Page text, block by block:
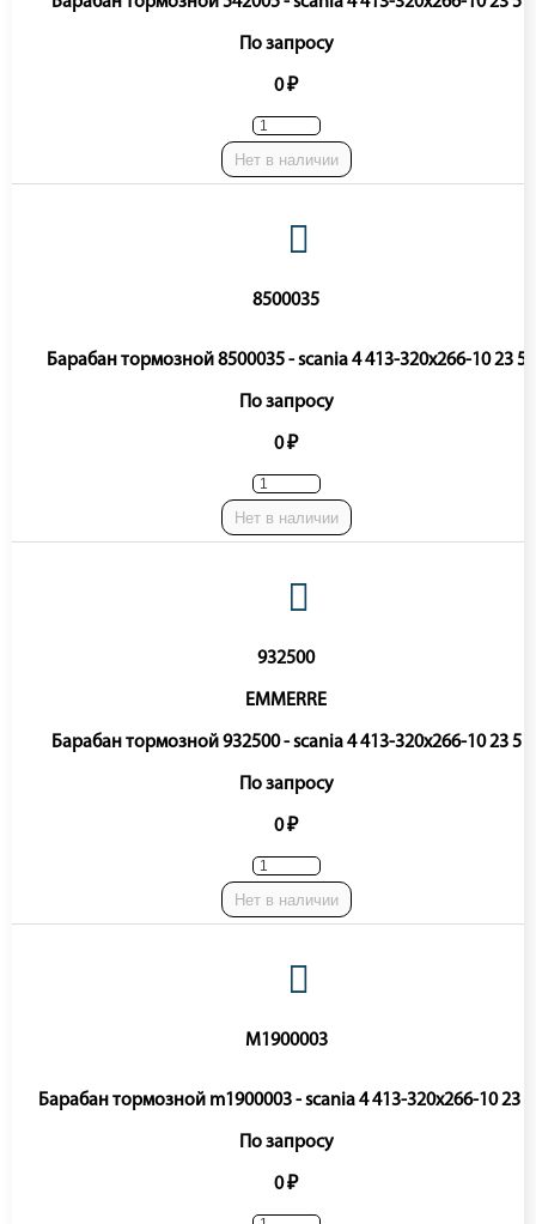
По запросу
0 ₽
Нет в наличии
8500035
Барабан тормозной 8500035 - scania 4 413-320x266-10 23 5
По запросу
0 ₽
Нет в наличии
932500
EMMERRE
Барабан тормозной 932500 - scania 4 413-320x266-10 23 5
По запросу
0 ₽
Нет в наличии
M1900003
Барабан тормозной m1900003 - scania 4 413-320x266-10 23 5
По запросу
0 ₽